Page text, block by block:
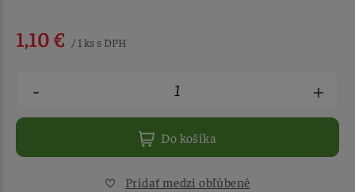
1,10 € / 1 ks s DPH
- +
Do košíka
Pridať medzi obľúbené